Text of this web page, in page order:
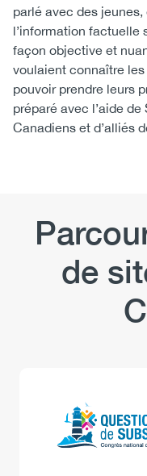
parlé avec des
l’information factuelle
façon objective et
voulaient connaître
pouvoir prendre leurs
préparé avec l’aide
Canadiens et d’alliés
de